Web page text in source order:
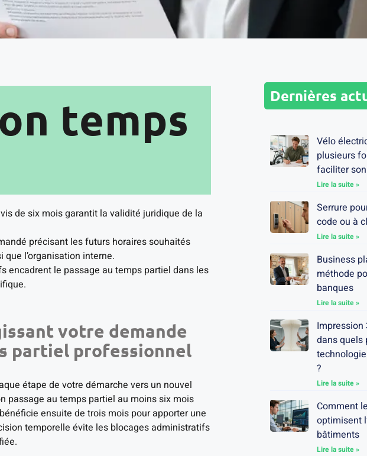
temps
de six mois garantit la validité juridique de la
précisant les futurs horaires souhaités
l’organisation interne.
encadrent le passage au temps partiel dans les
votre demande
partiel professionnel
étape de votre démarche vers un nouvel
passage au temps partiel au moins six mois
ensuite de trois mois pour apporter une
temporelle évite les blocages administratifs
Dernières
Vélo
plusieurs
faciliter
Lire la suite »
Serrure
code ou à
Lire la suite »
Business
méthode
banques
Lire la suite »
Impression
dans quels
?
Lire la suite »
Comment
optimisent
bâtiments
Lire la suite »